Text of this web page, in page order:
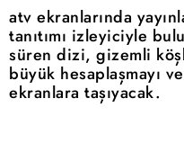
atv ekranlarında
tanıtımı izleyiciyle
süren dizi, gizemli
büyük hesaplaşmayı
ekranlara taşıyacak.